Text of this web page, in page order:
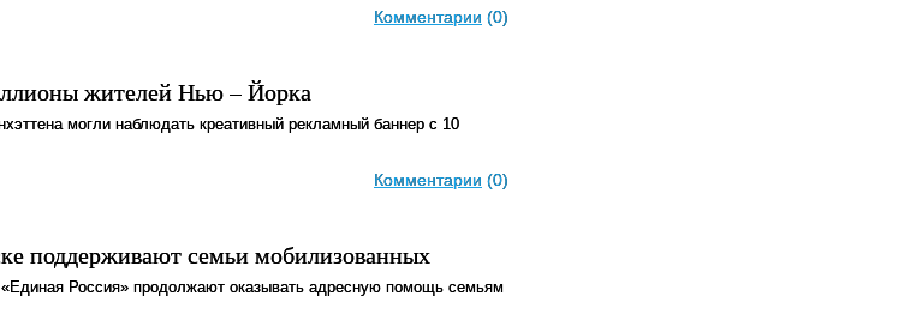
Комментарии (0)
жителей Нью – Йорка
могли наблюдать креативный рекламный баннер с 10
Комментарии (0)
поддерживают семьи мобилизованных
Россия» продолжают оказывать адресную помощь семьям